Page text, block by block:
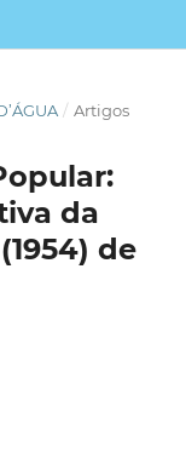
/ Artigos
da
de